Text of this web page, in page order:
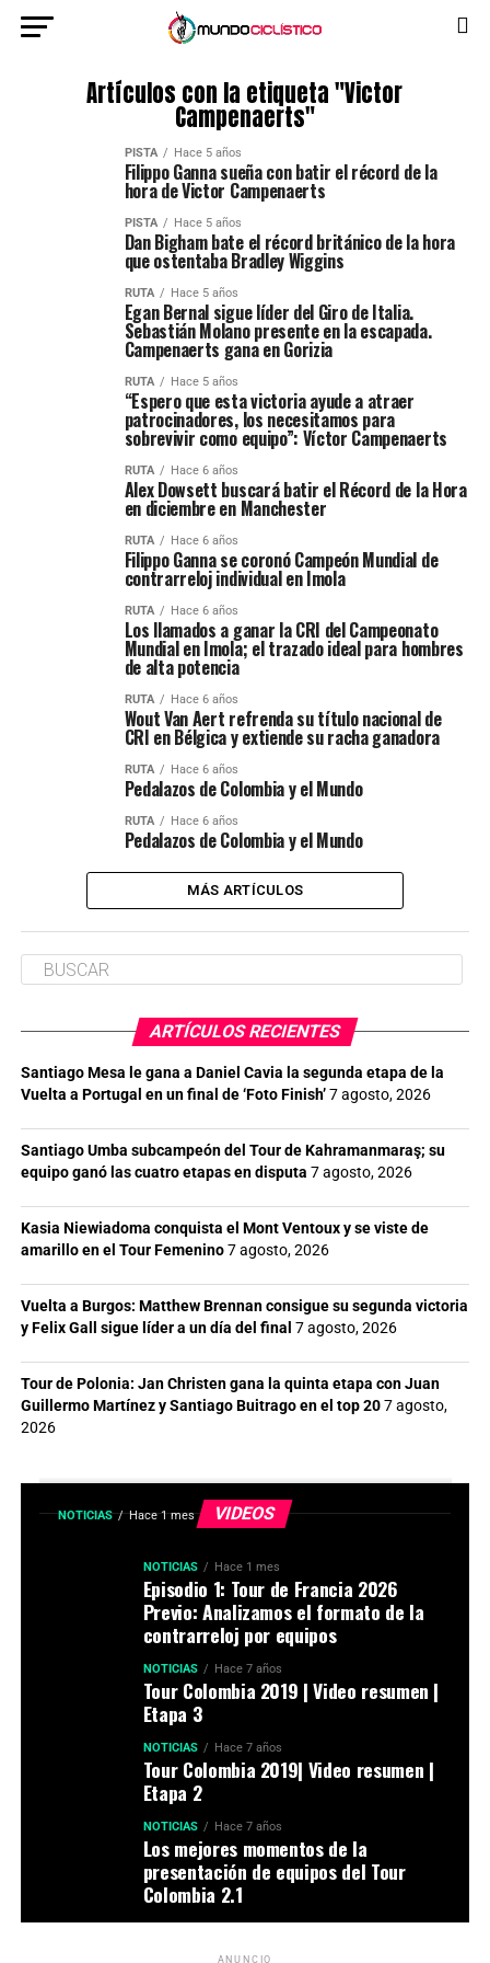
Artículos con la etiqueta "Victor
Campenaerts"
PISTA Hace 5 años
Filippo Ganna sueña con batir el récord de la
hora de Victor Campenaerts
PISTA Hace 5 años
Dan Bigham bate el récord británico de la hora
que ostentaba Bradley Wiggins
RUTA Hace 5 años
Egan Bernal sigue líder del Giro de Italia.
Sebastián Molano presente en la escapada.
Campenaerts gana en Gorizia
RUTA Hace 5 años
“Espero que esta victoria ayude a atraer
patrocinadores, los necesitamos para
sobrevivir como equipo”: Víctor Campenaerts
RUTA Hace 6 años
Alex Dowsett buscará batir el Récord de la Hora
en diciembre en Manchester
RUTA Hace 6 años
Filippo Ganna se coronó Campeón Mundial de
contrarreloj individual en Imola
RUTA Hace 6 años
Los llamados a ganar la CRI del Campeonato
Mundial en Imola; el trazado ideal para hombres
de alta potencia
RUTA Hace 6 años
Wout Van Aert refrenda su título nacional de
CRI en Bélgica y extiende su racha ganadora
RUTA Hace 6 años
Pedalazos de Colombia y el Mundo
RUTA Hace 6 años
Pedalazos de Colombia y el Mundo
MÁS ARTÍCULOS
ARTÍCULOS RECIENTES
Santiago Mesa le gana a Daniel Cavia la segunda etapa de la
Vuelta a Portugal en un final de ‘Foto Finish’7 agosto, 2026
Santiago Umba subcampeón del Tour de Kahramanmaraş; su
equipo ganó las cuatro etapas en disputa 7 agosto, 2026
Kasia Niewiadoma conquista el Mont Ventoux y se viste de
amarillo en el Tour Femenino7 agosto, 2026
Vuelta a Burgos: Matthew Brennan consigue su segunda victoria
y Felix Gall sigue líder a un día del final 7 agosto, 2026
Tour de Polonia: Jan Christen gana la quinta etapa con Juan
Guillermo Martínez y Santiago Buitrago en el top 207 agosto,
2026
VIDEOS
NOTICIAS Hace 1 mes
NOTICIAS Hace 1 mes
Episodio 1: Tour de Francia 2026
Previo: Analizamos el formato de la
contrarreloj por equipos
NOTICIAS Hace 7 años
Tour Colombia 2019 | Video resumen |
Etapa 3
NOTICIAS Hace 7 años
Tour Colombia 2019| Video resumen |
Etapa 2
NOTICIAS Hace 7 años
Los mejores momentos de la
presentación de equipos del Tour
Colombia 2.1
ANUNCIO